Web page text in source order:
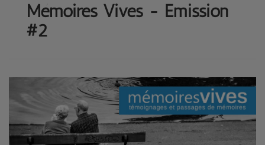
Mémoires Vives - Emission
#2